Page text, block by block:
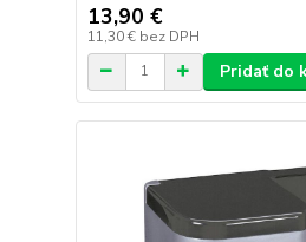
13,90 €
11,30 € bez DPH
Pridať do